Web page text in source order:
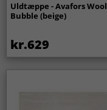
Uldtæppe - Avafors Wool
Bubble (beige)
kr.629